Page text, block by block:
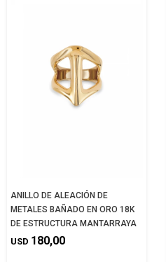
ANILLO DE ALEACIÓN DE
METALES BAÑADO EN ORO 18K
DE ESTRUCTURA MANTARRAYA
USD 180,00